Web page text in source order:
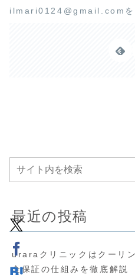
ilmari0124@gmail.comを
最近の投稿
uraraクリニックはクーリ
金保証の仕組みを徹底解説